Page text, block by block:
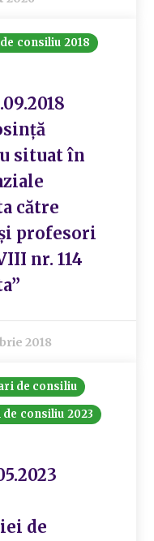
consiliu 2018
situat în
către
profesori
nr. 114
2018
de consiliu
consiliu 2023
de